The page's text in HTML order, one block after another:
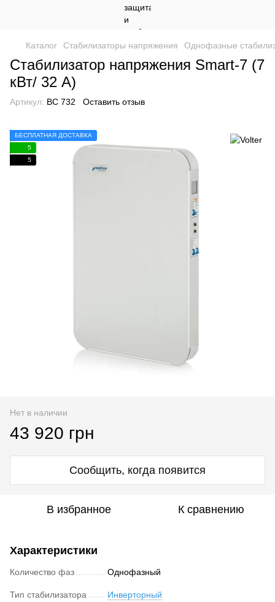
Каталог Стабилизаторы напряжения Однофазные
Стабилизатор напряжения Smart-7 (7
кВт/ 32 А)
Артикул: ВС 732 Оставить отзыв
БЕСПЛАТНАЯ ДОСТАВКА
5
5
Нет в наличии
43 920 грн
Сообщить, когда появится
В избранное К сравнению
Характеристики
Количество фаз Однофазный
Тип стабилизатора Инверторный